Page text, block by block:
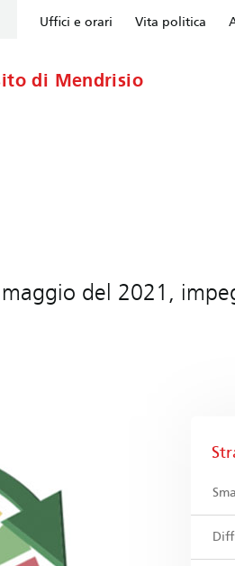
Uffici e orari Vita politica
di Mendrisio
del 2021,